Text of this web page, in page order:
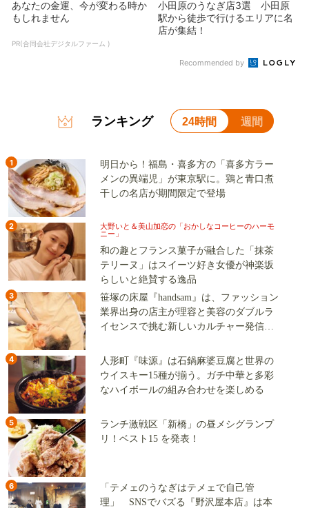
あなたの金運、今が変わる時か
もしれません
PR(合同会社デジタルファーム )
小田原のうなぎ店3選 小田原
駅から徒歩で行けるエリアに名
店が集結！
Recommended by
ランキング 24時間 週間
1
明日から！福島・喜多方の「喜多方ラー
メンの異端児」が東京駅に。鶏と青口煮
干しの名店が期間限定で登場
2
大野いと＆美山加恋の「おかしなコーヒーのハーモ
ニー」
和の趣とフランス菓子が融合した「抹茶
テリーヌ」はスイーツ好き女優が神楽坂
らしいと絶賛する逸品
3
笹塚の床屋『handsam』は、ファッション
業界出身の店主が理容と美容のダブルラ
イセンスで挑む新しいカルチャー発信基
4
人形町『味源』は石鍋麻婆豆腐と世界の
ウイスキー15種が揃う。ガチ中華と多彩
なハイボールの組み合わせを楽しめる
5
ランチ激戦区「新橋」の昼メシグランプ
リ！ベスト15 を発表！
6
「テメェのうなぎはテメェで自己管
理」 SNSでバズる『野沢屋本店』は本